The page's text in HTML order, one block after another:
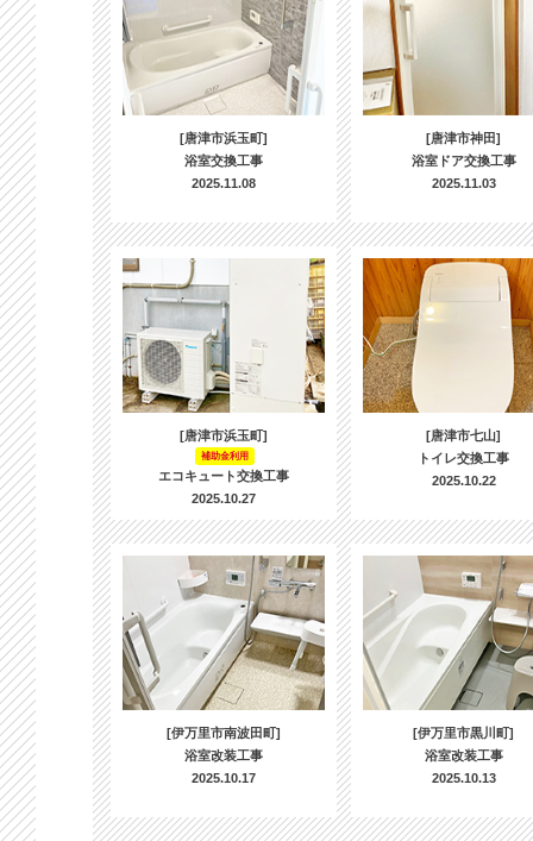
[唐津市浜玉町]
浴室交換工事
2025.11.08
[唐津市神田]
浴室ドア交換工事
2025.11.03
[唐津市浜玉町]
補助金利用
エコキュート交換工事
2025.10.27
[唐津市七山]
トイレ交換工事
2025.10.22
[伊万里市南波田町]
浴室改装工事
2025.10.17
[伊万里市黒川町]
浴室改装工事
2025.10.13